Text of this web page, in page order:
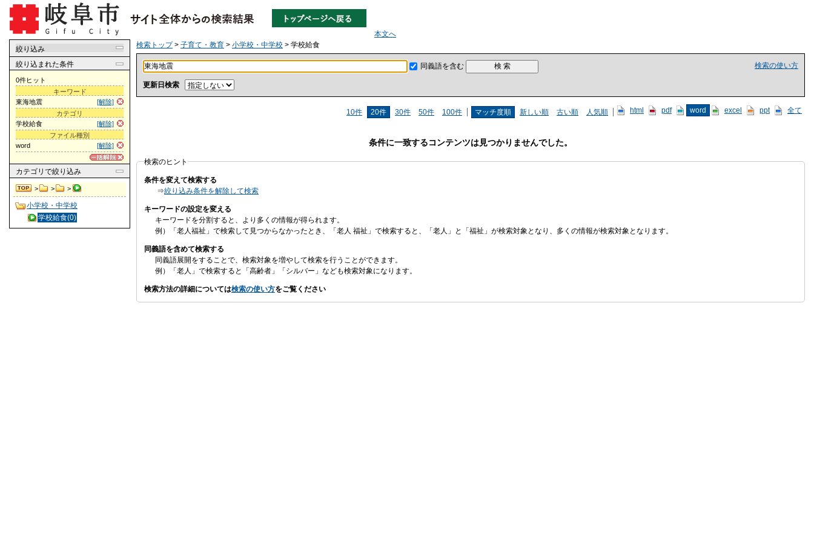
本文へ
絞り込み
絞り込まれた条件
0件ヒット
キーワード
[解除]
東海地震
カテゴリ
[解除]
学校給食
ファイル種別
[解除]
word
カテゴリ で絞り込み
> > >
小学校・中学校
学校給食(0)
検索トップ> 子育て・教育 > 小学校・中学校 > 学校給食
検索の使い方
同義語を含む
更新日検索
10件 20件 30件 50件 100件 マッチ度順 新しい順 古い順 人気順 html pdf word excel ppt 全て
条件に一致するコンテンツは見つかりませんでした。
検索のヒント
条件を変えて検索する
⇒絞り込み条件を解除して検索
キーワードの設定を変える
キーワードを分割すると、より多くの情報が得られます。
例）「老人福祉」で検索して見つからなかったとき、「老人 福祉」で検索すると、「老人」と「福祉」が検索対象となり、多くの情報が検索対象となります。
同義語を含めて検索する
同義語展開をすることで、検索対象を増やして検索を行うことができます。
例）「老人」で検索すると「高齢者」「シルバー」なども検索対象になります。
検索方法の詳細については検索の使い方をご覧ください